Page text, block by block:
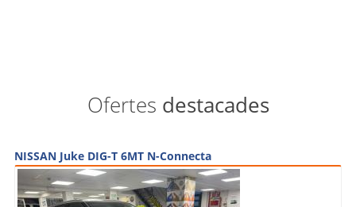
Ofertes destacades
NISSAN Juke DIG-T 6MT N-Connecta